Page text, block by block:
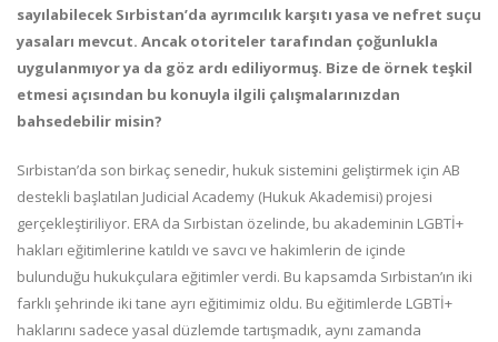
sayılabilecek Sırbistan’da ayrımcılık karşıtı yasa ve nefret suçu
yasaları mevcut. Ancak otoriteler tarafından çoğunlukla
uygulanmıyor ya da göz ardı ediliyormuş. Bize de örnek teşkil
etmesi açısından bu konuyla ilgili çalışmalarınızdan
bahsedebilir misin?
Sırbistan’da son birkaç senedir, hukuk sistemini geliştirmek için AB
destekli başlatılan Judicial Academy (Hukuk Akademisi) projesi
gerçekleştiriliyor. ERA da Sırbistan özelinde, bu akademinin LGBTİ+
hakları eğitimlerine katıldı ve savcı ve hakimlerin de içinde
bulunduğu hukukçulara eğitimler verdi. Bu kapsamda Sırbistan’ın iki
farklı şehrinde iki tane ayrı eğitimimiz oldu. Bu eğitimlerde LGBTİ+
haklarını sadece yasal düzlemde tartışmadık, aynı zamanda